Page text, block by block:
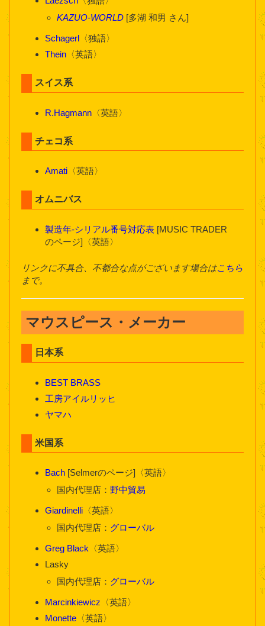
KAZUO-WORLD [多湖 和男 さん]
Schagerl 〈独語〉
Thein 〈英語〉
スイス系
R.Hagmann 〈英語〉
チェコ系
Amati 〈英語〉
オムニバス
製造年-シリアル番号対応表 [MUSIC TRADER
のページ]〈英語〉
リンクに不具合、不都合な点がございます場合はこちら
まで。
マウスピース・メーカー
日本系
BEST BRASS
工房アイルリッヒ
ヤマハ
米国系
Bach [Selmerのページ]〈英語〉
国内代理店： 野中貿易
Giardinelli 〈英語〉
国内代理店： グローバル
Greg Black 〈英語〉
Lasky
国内代理店： グローバル
Marcinkiewicz 〈英語〉
Monette 〈英語〉